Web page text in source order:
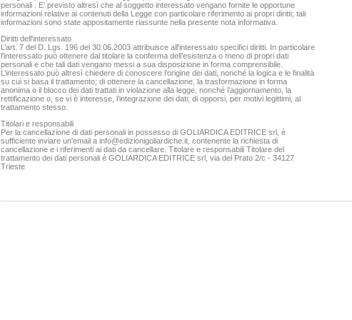
40,00 €
VAI ALLA SCHEDA
20,00 €
trasgressione nell'epoca dei re cosiddetti cattolici
Ferracuti Gianni
24,00 €
personali . E’ previsto altresì che al soggetto interessato vengano fornite le opportune
informazioni relative ai contenuti della Legge con particolare riferimento ai propri diritti; tali
informazioni sono state appositamente riassunte nella presente nota informativa.
Diritti dell'interessato
L’art. 7 del D. Lgs. 196 del 30.06.2003 attribuisce all'interessato specifici diritti. In particolare
l'interessato può ottenere dal titolare la conferma dell’esistenza o meno di propri dati
personali e che tali dati vengano messi a sua disposizione in forma comprensibile.
L’interessato può altresì chiedere di conoscere l’origine dei dati, nonché la logica e le finalità
su cui si basa il trattamento; di ottenere la cancellazione, la trasformazione in forma
anonima o il blocco dei dati trattati in violazione alla legge, nonché l’aggiornamento, la
rettificazione o, se vi è interesse, l’integrazione dei dati; di opporsi, per motivi legittimi, al
trattamento stesso.
Titolari e responsabili
Per la cancellazione di dati personali in possesso di GOLIARDICA EDITRICE srl, è
sufficiente inviare un'email a info@edizionigoliardiche.it, contenente la richiesta di
cancellazione e i riferimenti ai dati da cancellare. Titolare e responsabili Titolare del
trattamento dei dati personali é GOLIARDICA EDITRICE srl, via del Prato 2/c - 34127
Trieste